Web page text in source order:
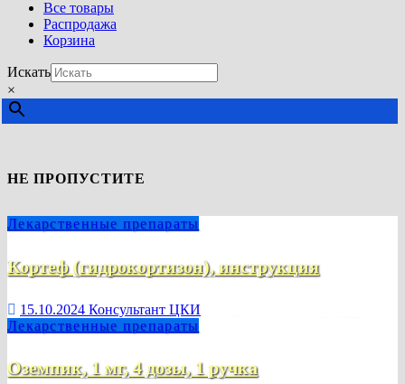
Все товары
Распродажа
Корзина
Искать
×
НЕ ПРОПУСТИТЕ
Лекарственные препараты
Кортеф (гидрокортизон), инструкция
15.10.2024 Консультант ЦКИ
Лекарственные препараты
Оземпик, 1 мг, 4 дозы, 1 ручка